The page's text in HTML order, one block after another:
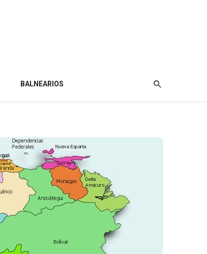
BALNEARIOS